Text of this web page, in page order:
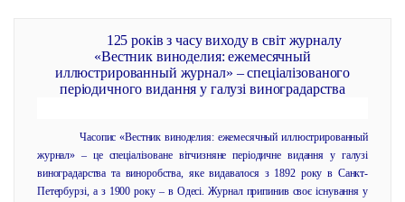
125 років з часу виходу в світ журналу
«Вестник виноделия: ежемесячный
иллюстрированный журнал» – спеціалізованого
періодичного видання у галузі виноградарства
Часопис «Вестник виноделия: ежемесячный иллюстрированный
журнал» – це спеціалізоване вітчизняне періодичне видання у галузі
виноградарства та виноробства, яке видавалося з 1892 року в Санкт-
Петербурзі, а з 1900 року – в Одесі. Журнал припинив своє існування у